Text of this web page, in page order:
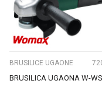
BRUSILICE UGAONE
BRUSILICA UGAONA W-